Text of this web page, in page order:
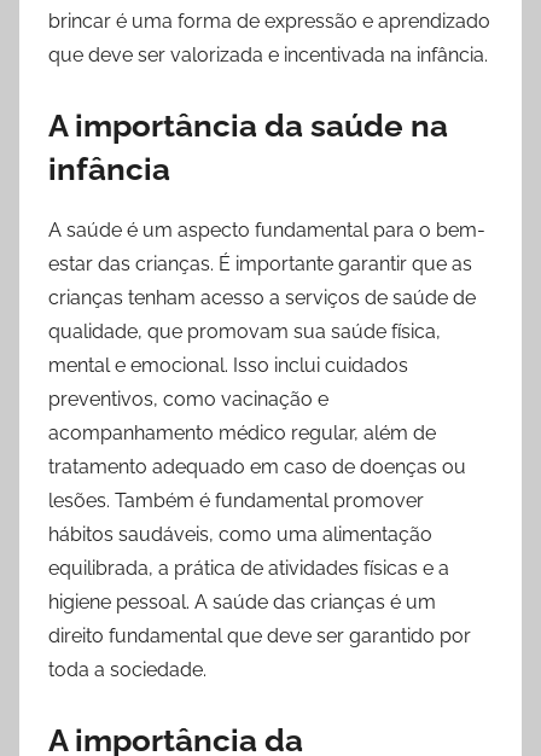
brincar é uma forma de expressão e aprendizado
que deve ser valorizada e incentivada na infância.
A importância da saúde na
infância
A saúde é um aspecto fundamental para o bem-
estar das crianças. É importante garantir que as
crianças tenham acesso a serviços de saúde de
qualidade, que promovam sua saúde física,
mental e emocional. Isso inclui cuidados
preventivos, como vacinação e
acompanhamento médico regular, além de
tratamento adequado em caso de doenças ou
lesões. Também é fundamental promover
hábitos saudáveis, como uma alimentação
equilibrada, a prática de atividades físicas e a
higiene pessoal. A saúde das crianças é um
direito fundamental que deve ser garantido por
toda a sociedade.
A importância da